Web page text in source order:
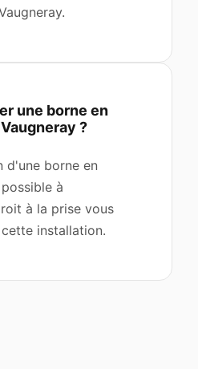
une borne en
?
d'une borne en
à
à la prise vous
installation.